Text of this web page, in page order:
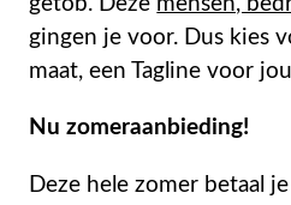
gingen je voor. Dus kies
maat, een Tagline voor
Nu zomeraanbieding!
Deze hele zomer betaal